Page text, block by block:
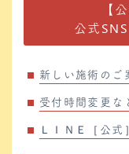
【
公式
新しい施術のご
受付時間変更な
ＬＩＮＥ［公